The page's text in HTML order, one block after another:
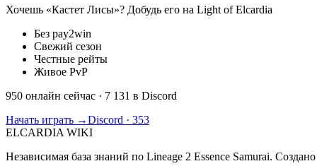
Хочешь «Кастет Лисы»? Добудь его на Light of Elcardia
Без pay2win
Свежий сезон
Честные рейты
Живое PvP
950 онлайн сейчас · 7 131 в Discord
Начать играть →Discord · 353
ELCARDIA WIKI
Независимая база знаний по Lineage 2 Essence Samurai.